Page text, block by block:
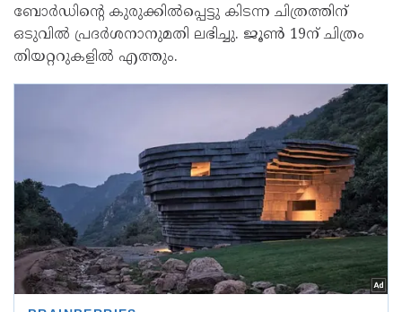
ബോർഡിന്റെ കുരുക്കിൽപ്പെട്ടു കിടന്ന ചിത്രത്തിന്
ഒടുവിൽ പ്രദർശനാനുമതി ലഭിച്ചു. ജൂൺ 19ന് ചിത്രം
തിയറ്ററുകളിൽ എത്തും.